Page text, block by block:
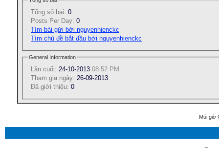
Tổng số bai: 0
Posts Per Day: 0
Tìm bài gửi bởi nguyenhienckc
Tìm chủ đề bắt đầu bởi nguyenhienckc
General Information
Lần cuối: 24-10-2013 08:52 PM
Tham gia ngày: 26-09-2013
Ðã giới thiệu: 0
Múi giờ